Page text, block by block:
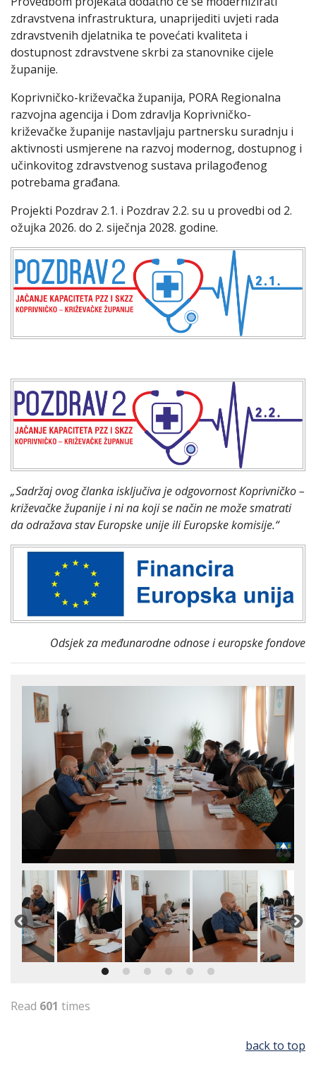
zdravstvena infrastruktura, unaprijediti uvjeti rada
zdravstvenih djelatnika te povećati kvaliteta i
dostupnost zdravstvene skrbi za stanovnike cijele
županije.
Koprivničko-križevačka županija, PORA Regionalna
razvojna agencija i Dom zdravlja Koprivničko-
križevačke županije nastavljaju partnersku suradnju i
aktivnosti usmjerene na razvoj modernog, dostupnog i
učinkovitog zdravstvenog sustava prilagođenog
potrebama građana.
Projekti Pozdrav 2.1. i Pozdrav 2.2. su u provedbi od 2.
ožujka 2026. do 2. siječnja 2028. godine.
„Sadržaj ovog članka isključiva je odgovornost Koprivničko –
križevačke županije i ni na koji se način ne može smatrati
da odražava stav Europske unije ili Europske komisije.“
Odsjek za međunarodne odnose i europske fondove
Read 601 times
back to top